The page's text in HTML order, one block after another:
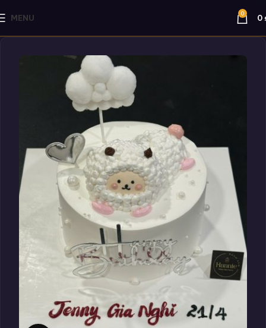
MENU 0 0